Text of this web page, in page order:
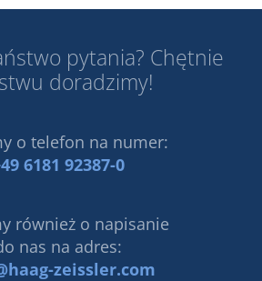
pytania? Chętnie
doradzimy!
o telefon na numer:
6181 92387-0
również o napisanie
nas na adres:
zeissler.com